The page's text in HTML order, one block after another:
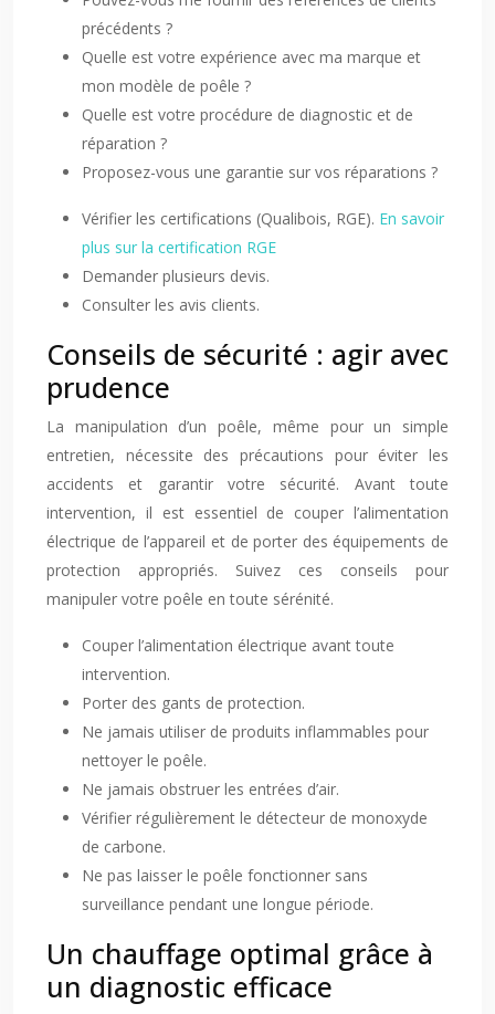
précédents ?
Quelle est votre expérience avec ma marque et
mon modèle de poêle ?
Quelle est votre procédure de diagnostic et de
réparation ?
Proposez-vous une garantie sur vos réparations ?
Vérifier les certifications (Qualibois, RGE). En savoir
plus sur la certification RGE
Demander plusieurs devis.
Consulter les avis clients.
Conseils de sécurité : agir avec
prudence
La manipulation d’un poêle, même pour un simple
entretien, nécessite des précautions pour éviter les
accidents et garantir votre sécurité. Avant toute
intervention, il est essentiel de couper l’alimentation
électrique de l’appareil et de porter des équipements de
protection appropriés. Suivez ces conseils pour
manipuler votre poêle en toute sérénité.
Couper l’alimentation électrique avant toute
intervention.
Porter des gants de protection.
Ne jamais utiliser de produits inflammables pour
nettoyer le poêle.
Ne jamais obstruer les entrées d’air.
Vérifier régulièrement le détecteur de monoxyde
de carbone.
Ne pas laisser le poêle fonctionner sans
surveillance pendant une longue période.
Un chauffage optimal grâce à
un diagnostic efficace